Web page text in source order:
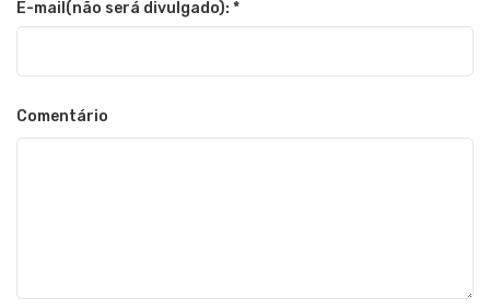
E-mail(não será divulgado): *
Comentário